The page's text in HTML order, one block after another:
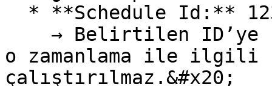
o zamanlama ile ilgili